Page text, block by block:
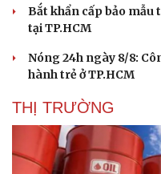
Bắt khẩn cấp bảo mẫu
tại TP.HCM
Nóng 24h ngày 8/8:
hành trẻ ở TP.HCM
THỊ TRƯỜNG